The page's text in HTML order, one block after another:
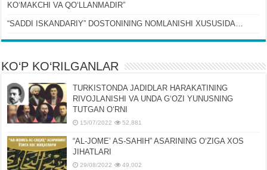
KOʻMAKCHI VA QOʻLLANMADIR”
“SADDI ISKANDARIY” DOSTONINING NOMLANISHI XUSUSIDA…
KO‘P KO‘RILGANLAR
TURKISTONDA JADIDLAR HARAKATINING
RIVOJLANISHI VA UNDA GʻOZI YUNUSNING
TUTGAN OʻRNI
15/07/2022 52,881
“AL-JOMEʼ AS-SAHIH” ASARINING OʻZIGA XOS
JIHATLARI
29/08/2022 49,002